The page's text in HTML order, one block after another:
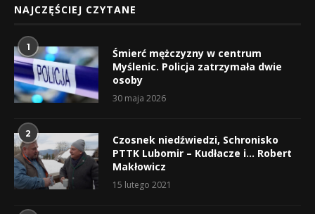
NAJCZĘŚCIEJ CZYTANE
1
Śmierć mężczyzny w centrum
Myślenic. Policja zatrzymała dwie
osoby
30 maja 2026
2
Czosnek niedźwiedzi, Schronisko
PTTK Lubomir – Kudłacze i… Robert
Makłowicz
15 lutego 2021